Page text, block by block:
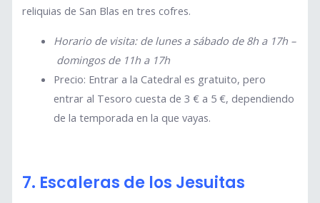
reliquias de San Blas en tres cofres.
Horario de visita: de lunes a sábado de 8h a 17h –
domingos de 11h a 17h
Precio: Entrar a la Catedral es gratuito, pero
entrar al Tesoro cuesta de 3 € a 5 €, dependiendo
de la temporada en la que vayas.
7. Escaleras de los Jesuitas